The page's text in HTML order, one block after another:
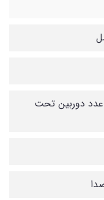
قابل تبدیل به دستگاه ان وی آر تا 24 عدد دوربین تحت